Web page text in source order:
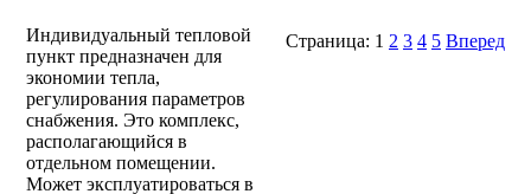
Индивидуальный тепловой
пункт предназначен для
экономии тепла,
регулирования параметров
снабжения. Это комплекс,
располагающийся в
отдельном помещении.
Может эксплуатироваться в
Страница: 1 2 3 4 5 Вперед